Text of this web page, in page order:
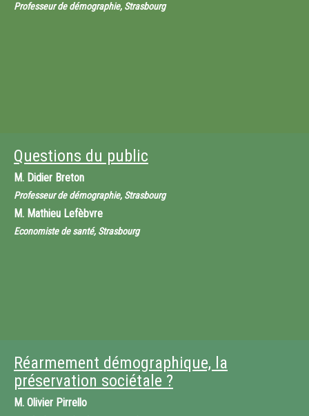
Professeur de démographie, Strasbourg
Questions du public
M. Didier Breton
Professeur de démographie, Strasbourg
M. Mathieu Lefèbvre
Economiste de santé, Strasbourg
Réarmement démographique, la
préservation sociétale ?
M. Olivier Pirrello